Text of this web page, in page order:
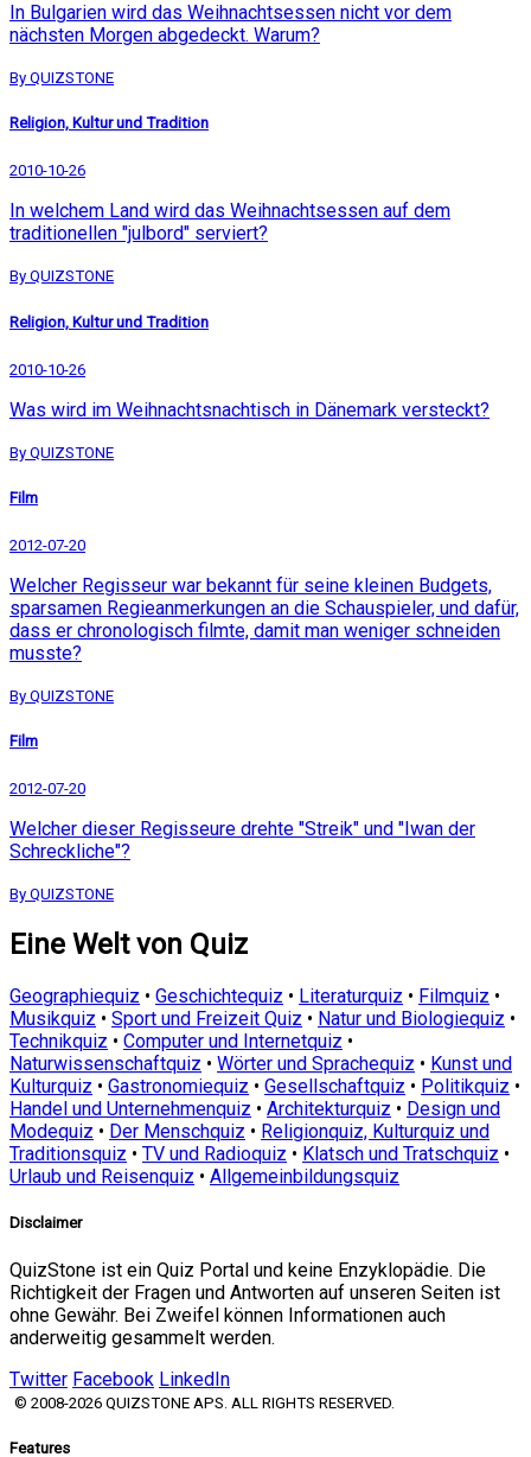
In Bulgarien wird das Weihnachtsessen nicht vor dem
nächsten Morgen abgedeckt. Warum?
By QUIZSTONE
Religion, Kultur und Tradition
2010-10-26
In welchem Land wird das Weihnachtsessen auf dem
traditionellen "julbord" serviert?
By QUIZSTONE
Religion, Kultur und Tradition
2010-10-26
Was wird im Weihnachtsnachtisch in Dänemark versteckt?
By QUIZSTONE
Film
2012-07-20
Welcher Regisseur war bekannt für seine kleinen Budgets,
sparsamen Regieanmerkungen an die Schauspieler, und dafür,
dass er chronologisch filmte, damit man weniger schneiden
musste?
By QUIZSTONE
Film
2012-07-20
Welcher dieser Regisseure drehte "Streik" und "Iwan der
Schreckliche"?
By QUIZSTONE
Eine Welt von Quiz
Geographiequiz • Geschichtequiz • Literaturquiz • Filmquiz •
Musikquiz • Sport und Freizeit Quiz • Natur und Biologiequiz •
Technikquiz • Computer und Internetquiz •
Naturwissenschaftquiz • Wörter und Sprachequiz • Kunst und
Kulturquiz • Gastronomiequiz • Gesellschaftquiz • Politikquiz •
Handel und Unternehmenquiz • Architekturquiz • Design und
Modequiz • Der Menschquiz • Religionquiz, Kulturquiz und
Traditionsquiz • TV und Radioquiz • Klatsch und Tratschquiz •
Urlaub und Reisenquiz • Allgemeinbildungsquiz
Disclaimer
QuizStone ist ein Quiz Portal und keine Enzyklopädie. Die
Richtigkeit der Fragen und Antworten auf unseren Seiten ist
ohne Gewähr. Bei Zweifel können Informationen auch
anderweitig gesammelt werden.
Twitter Facebook LinkedIn
© 2008-2026 QUIZSTONE APS. ALL RIGHTS RESERVED.
Features